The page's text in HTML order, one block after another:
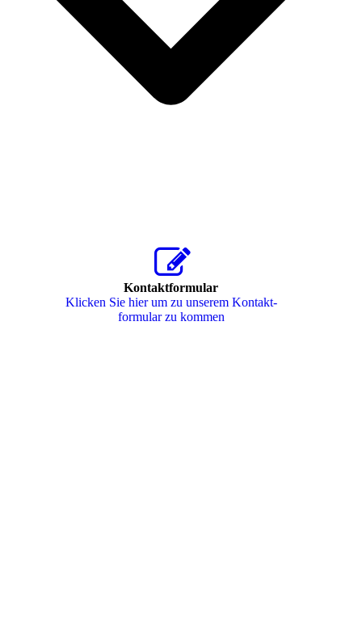
Kontaktformular
Klicken Sie hier um zu unserem Kon­takt­
for­mu­lar zu kommen